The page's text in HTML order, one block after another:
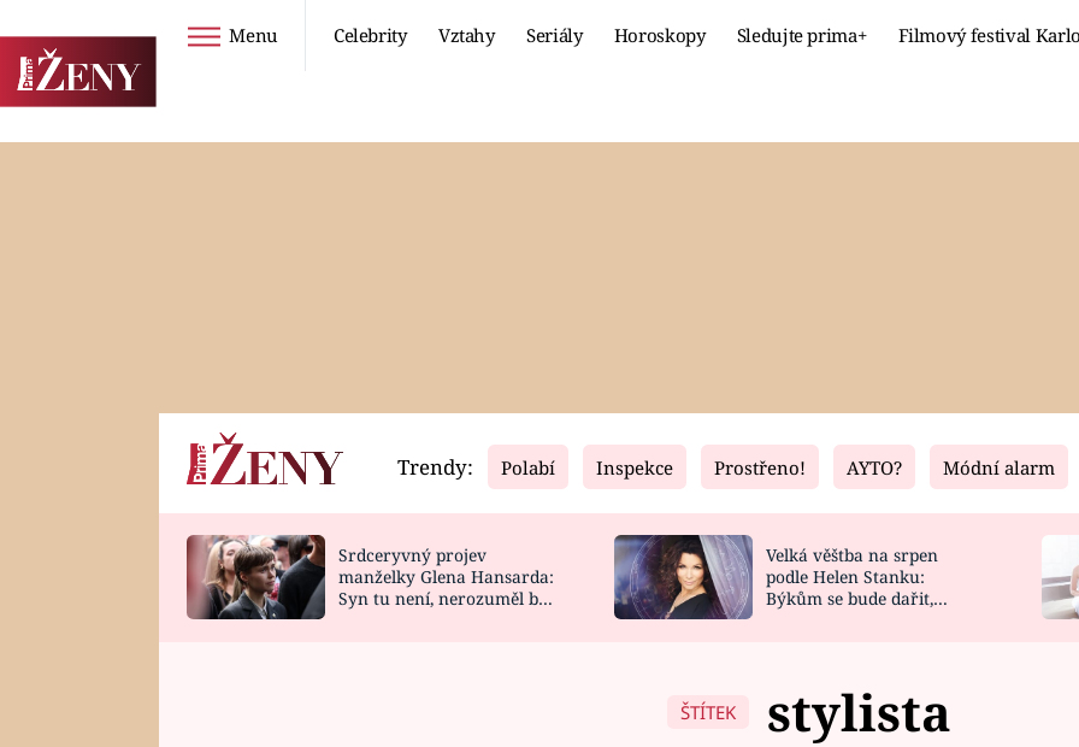
Menu Celebrity Vztahy Seriály Horoskopy Sledujte prima+ Filmový festival
Horoskopy
HOROSKOP NA
Video
CELEBRITY
VAŘENÍ
Fresh
NOVINKY
VIDEORECEPTY
Living
DESIGN
Trendy: Polabí Inspekce Prostřeno! AYTO? Módní alarm
Srdceryvný projev
manželky Glena Hansarda:
Syn tu není, nerozuměl by
Velká věštba na srpen
podle Helen Stanku:
Býkům se bude dařit,
ŠTÍTEK stylista